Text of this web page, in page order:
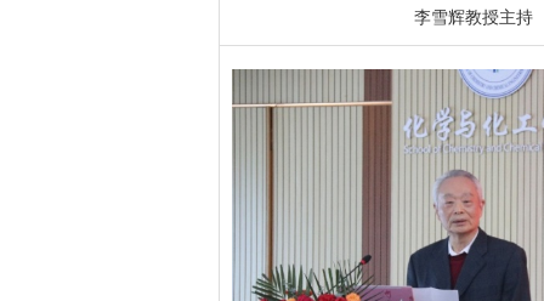
李雪辉教授主持